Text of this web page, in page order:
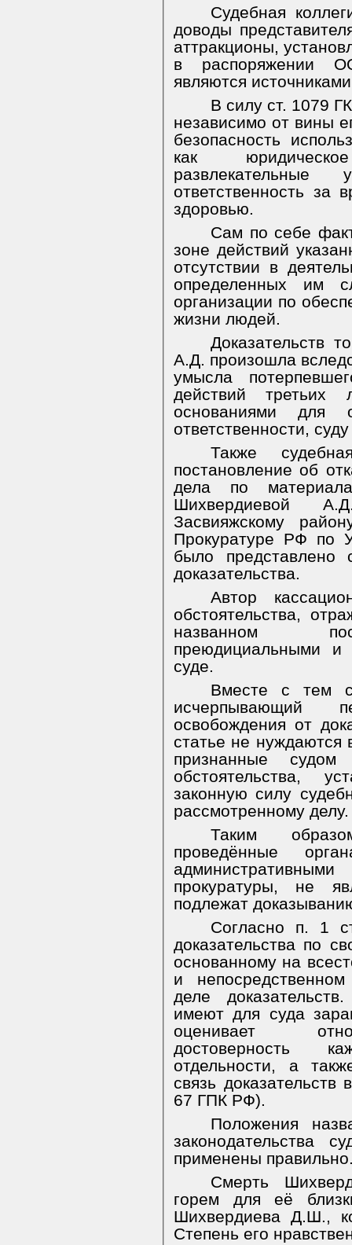
Судебная
доводы
аттракционы,
в распоряжении
являются
В силу ст. 1079
независимо от вины
безопасность
как
ответственность за
здоровью.
Сам по себе
зоне действий
отсутствии в
определенных им
организации по
жизни людей.
Доказательств
А.Д. произошла
умысла
действий
основаниями для
ответственности,
Также
постановление об
дела по
Шихвердиевой
Засвияжскому
Прокуратуре РФ по
было представлено
доказательства.
Автор
обстоятельства,
названном
преюдициальными
суде.
Вместе с тем
исчерпывающий
освобождения от
статье не нуждаются
признанные
обстоятельства,
законную силу
рассмотренному делу.
Таким
проведённые
прокуратуры, не
подлежат
Согласно п. 1
доказательства по
основанному на
и
деле
имеют для суда
оценивает
достоверность
отдельности, а
связь
67 ГПК РФ).
Положения
законодательства
применены
Смерть
горем для её
Шихвердиева Д.Ш.,
Степень его